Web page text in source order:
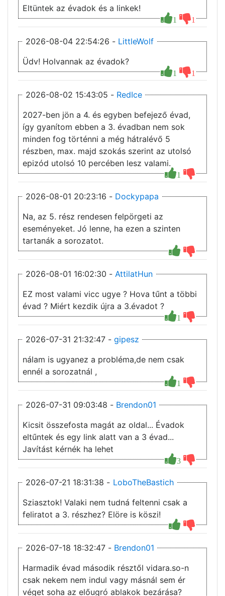
1 1
Eltüntek az évadok és a linkek!
2026-08-04 22:54:26 - LittleWolf
1 1
Üdv! Holvannak az évadok?
2026-08-02 15:43:05 - RedIce
1
2027-ben jön a 4. és egyben befejező évad,
így gyanítom ebben a 3. évadban nem sok
minden fog történni a még hátralévő 5
részben, max. majd szokás szerint az utolsó
epizód utolsó 10 percében lesz valami.
2026-08-01 20:23:16 - Dockypapa
Na, az 5. rész rendesen felpörgeti az
eseményeket. Jó lenne, ha ezen a szinten
tartanák a sorozatot.
2026-08-01 16:02:30 - AttilatHun
1
EZ most valami vicc ugye ? Hova tűnt a többi
évad ? Miért kezdik újra a 3.évadot ?
2026-07-31 21:32:47 - gipesz
1
nálam is ugyanez a probléma,de nem csak
ennél a sorozatnál ,
2026-07-31 09:03:48 - Brendon01
3
Kicsit összefosta magát az oldal... Évadok
eltűntek és egy link alatt van a 3 évad...
Javítást kérnék ha lehet
2026-07-21 18:31:38 - LoboTheBastich
Sziasztok! Valaki nem tudná feltenni csak a
feliratot a 3. részhez? Elöre is köszi!
2026-07-18 18:32:47 - Brendon01
Harmadik évad második résztől vidara.so-n
csak nekem nem indul vagy másnál sem ér
véget soha az előugró ablakok bezárása?